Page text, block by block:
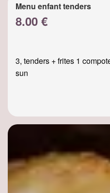
Menu enfant tenders
8.00 €
3, tenders + frites 1
sun